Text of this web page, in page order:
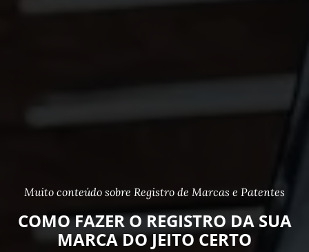
Muito conteúdo sobre Registro de Marcas e Patentes
COMO FAZER O REGISTRO DA SUA
MARCA DO JEITO CERTO